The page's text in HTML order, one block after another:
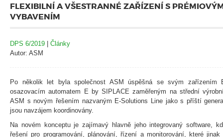
FLEXIBILNÍ A VŠESTRANNÉ ZAŘÍZENÍ S
VYBAVENÍM
DPS 6/2019 | Články
Autor: ASM
Po několik let byla společnost ASM úspěšná se svým
osazovacím automatem E by SIPLACE zaměřeným na střední
ASM s novým řešením nazvaným E-Solutions Line jako s příští
jsou navzájem koordinovány.
Na novém konceptu je zajímavý hlavně jeho integrovaný software,
řešení pro programování, plánování, řízení a monitorování, které